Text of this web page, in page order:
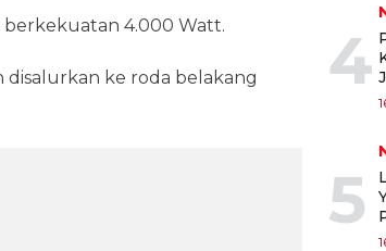
berkekuatan 4.000 Watt.
disalurkan ke roda belakang
4
5